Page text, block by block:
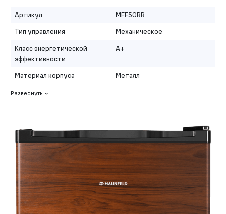
Артикул
MFF50RR
Тип управления
Механическое
Класс энергетической
эффективности
A+
Материал корпуса Металл
Развернуть